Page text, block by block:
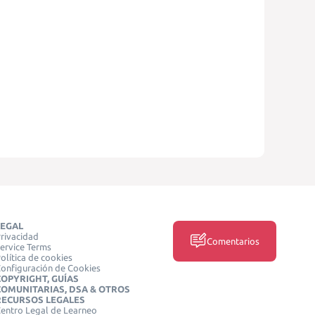
Terms
de cookies
de Cookies
GUÍAS
DSA & OTROS
LEGALES
Legal de Learneo
Comentarios